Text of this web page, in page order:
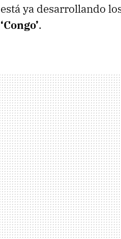
está ya desarrollando
‘Congo’.